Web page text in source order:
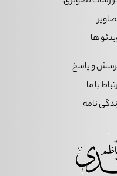
ها
و پاسخ
با ما
نامه